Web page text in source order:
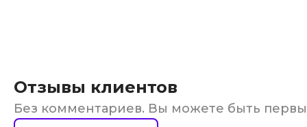
Отзывы клиентов
Без комментариев. Вы можете быть